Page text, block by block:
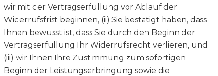
wir mit der Vertragserfüllung vor Ablauf der
Widerrufsfrist beginnen, (ii) Sie bestätigt haben, dass
Ihnen bewusst ist, dass Sie durch den Beginn der
Vertragserfüllung Ihr Widerrufsrecht verlieren, und
(iii) wir Ihnen Ihre Zustimmung zum sofortigen
Beginn der Leistungserbringung sowie die